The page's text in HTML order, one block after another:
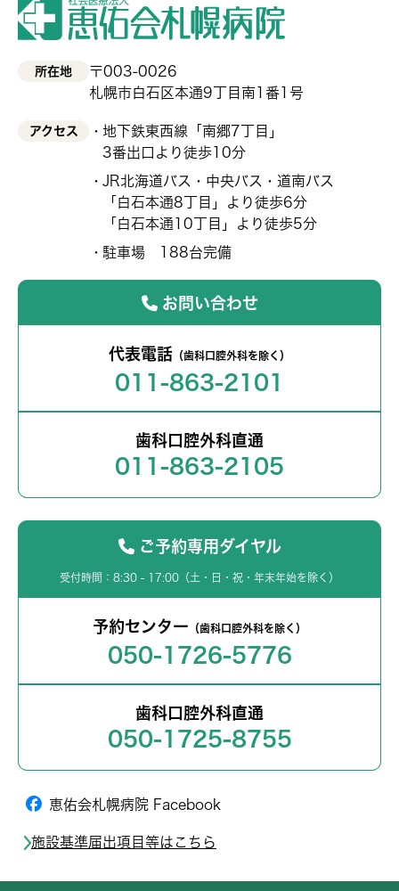
所在地
〒003-0026
札幌市白石区本通9丁目南1番1号
アクセス
地下鉄東西線「南郷7丁目」
3番出口より徒歩10分
JR北海道バス・中央バス・道南バス
「白石本通8丁目」より徒歩6分
「白石本通10丁目」より徒歩5分
駐車場 188台完備
お問い合わせ
代表電話 （歯科口腔外科を除く）
011-863-2101
歯科口腔外科直通
011-863-2105
ご予約専用ダイヤル
受付時間：8:30 - 17:00（土・日・祝・年末年始を除く）
予約センター （歯科口腔外科を除く）
050-1726-5776
歯科口腔外科直通
050-1725-8755
恵佑会札幌病院 Facebook
施設基準届出項目等はこちら